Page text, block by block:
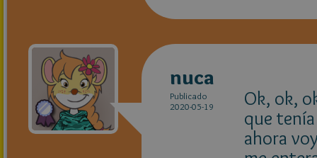
nuca
Publicado
2020-05-19
Ok, ok,
que
ahora